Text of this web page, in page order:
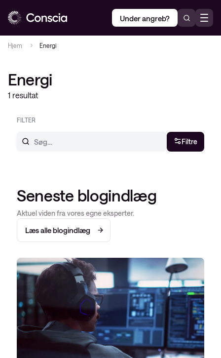
Under angreb?
Hjem Energi
Energi
1 resultat
FILTER
Filtre
Seneste blogindlæg
Aktuel viden fra vores egne eksperter.
Læs alle blogindlæg